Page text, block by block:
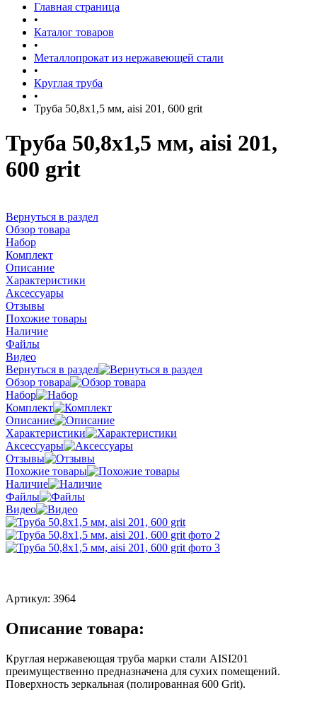
Главная страница
•
Каталог товаров
•
Металлопрокат из нержавеющей стали
•
Круглая труба
•
Труба 50,8х1,5 мм, aisi 201, 600 grit
Труба 50,8х1,5 мм, aisi 201,
600 grit
Вернуться в раздел
Обзор товара
Набор
Комплект
Описание
Характеристики
Аксессуары
Отзывы
Похожие товары
Наличие
Файлы
Видео
Вернуться в раздел
Обзор товара
Набор
Комплект
Описание
Характеристики
Аксессуары
Отзывы
Похожие товары
Наличие
Файлы
Видео
Артикул: 3964
Описание товара:
Круглая нержавеющая труба марки стали AISI201
преимущественно предназначена для сухих помещений.
Поверхность зеркальная (полированная 600 Grit).